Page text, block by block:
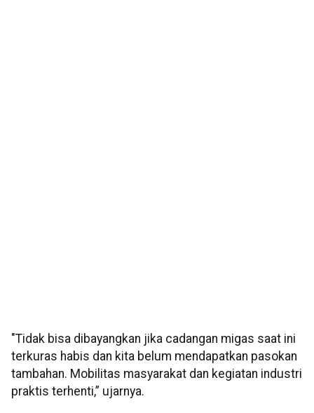
"Tidak bisa dibayangkan jika cadangan migas saat ini
terkuras habis dan kita belum mendapatkan pasokan
tambahan. Mobilitas masyarakat dan kegiatan industri
praktis terhenti,” ujarnya.